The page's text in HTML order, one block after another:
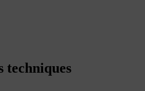
techniques